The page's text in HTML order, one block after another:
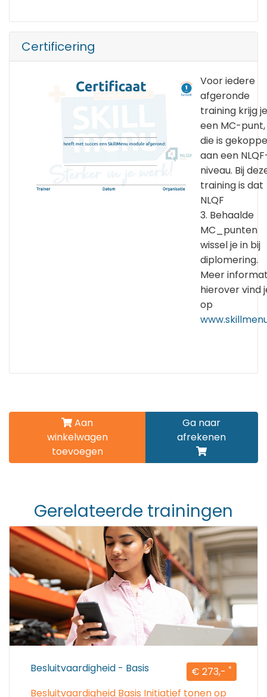
Certificering
Voor iedere
afgeronde
training krijg je
een MC-punt,
die is
aan een
niveau. Bij
training is dat
NLQF
3. Behaalde
MC_punten
wissel je in bij
diplomering.
Meer
hierover vind
op
Aan
winkelwagen
toevoegen
Ga naar
afrekenen
Gerelateerde trainingen
Besluitvaardigheid - Basis € 273,- *
Besluitvaardigheid Basis Initiatief tonen op